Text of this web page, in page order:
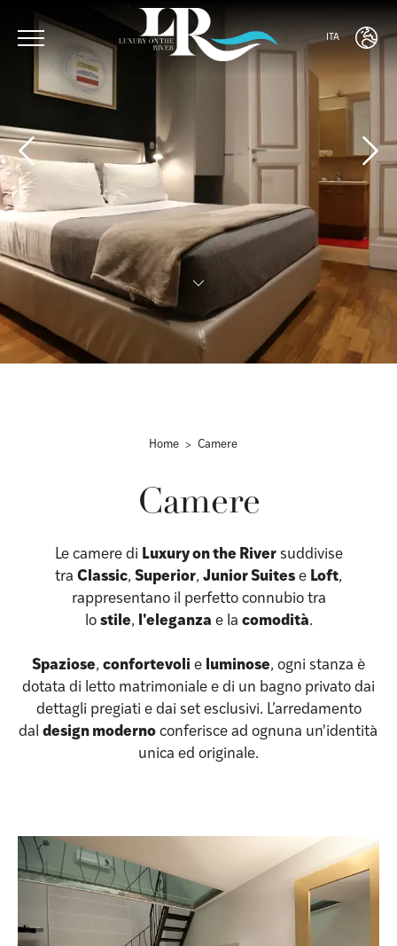
ITA
ITA
Home Camere
Camere
Le camere di Luxury on the Riversuddivise
tra Classic, Superior, Junior Suites e Loft,
rappresentano il perfetto connubio tra
lo stile, l'eleganza e la comodità.
Spaziose, confortevoli e luminose, ogni stanza è
dotata di letto matrimoniale e di un bagno privato dai
dettagli pregiati e dai set esclusivi. L’arredamento
dal design moderno conferisce ad ognuna un'identità
unica ed originale.
Room list